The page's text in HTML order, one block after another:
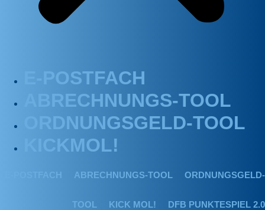
E-POSTFACH
ABRECHNUNGS-TOOL
ORDNUNGSGELD-TOOL
KICKMOL!
E-POSTFACH ABRECHNUNGS-TOOL ORDNUNGSGELD-
TOOL KICK MOL! DFB PUNKTESPIEL 2.0